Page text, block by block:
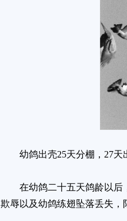
幼鸽出壳25天分棚，27天出
在幼鸽二十五天鸽龄以后，
欺辱以及幼鸽练翅坠落丢失，